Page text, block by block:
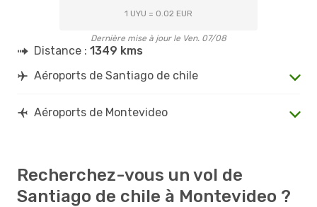
1 UYU = 0.02 EUR
Dernière mise à jour le Ven. 07/08
Distance : 1349 kms
Aéroports de Santiago de chile
Aéroports de Montevideo
Recherchez-vous un vol de
Santiago de chile à Montevideo ?